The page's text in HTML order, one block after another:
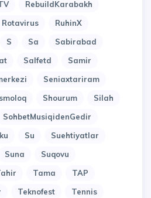
RebuildKarabakh
Rotavirus
RuhinX
S Sa
Sabirabad
Salfetd
Samir
Seniaxtariram
Shourum
Silah
SohbetMusiqidenGedir
Su
Suehtiyatlar
Suna
Suqovu
Tama
TAP
Teknofest
Tennis